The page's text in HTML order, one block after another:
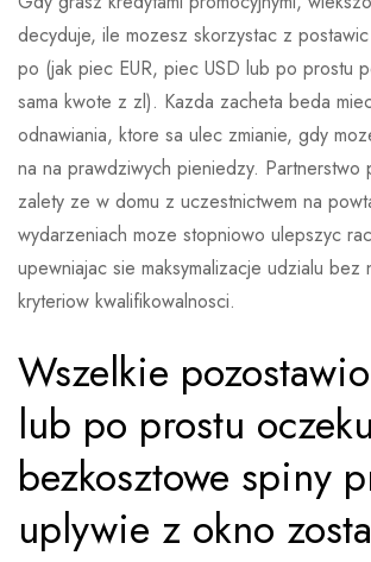
decyduje, ile mozesz skorzystac z
po (jak piec EUR, piec USD lub po prostu
sama kwote z zl). Kazda zacheta beda
odnawiania, ktore sa ulec zmianie, gdy
na na prawdziwych pieniedzy. Partnerstwo
zalety ze w domu z uczestnictwem na
wydarzeniach moze stopniowo ulepszyc
upewniajac sie maksymalizacje udzialu bez
kryteriow kwalifikowalnosci.
Wszelkie
lub po prostu
bezkosztowe spiny
uplywie z okno